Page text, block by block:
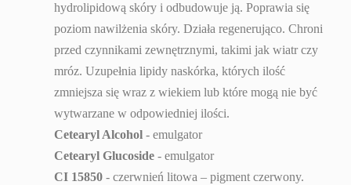
hydrolipidową skóry i odbudowuje ją. Poprawia się
poziom nawilżenia skóry. Działa regenerująco. Chroni
przed czynnikami zewnętrznymi, takimi jak wiatr czy
mróz. Uzupełnia lipidy naskórka, których ilość
zmniejsza się wraz z wiekiem lub które mogą nie być
wytwarzane w odpowiedniej ilości.
Cetearyl Alcohol - emulgator
Cetearyl Glucoside - emulgator
CI 15850 - czerwnień litowa – pigment czerwony.